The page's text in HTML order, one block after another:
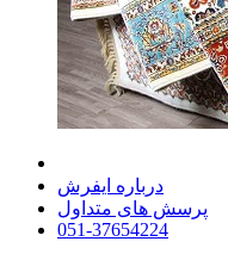
درباره ایفرش
پرسش های متداول
051-37654224